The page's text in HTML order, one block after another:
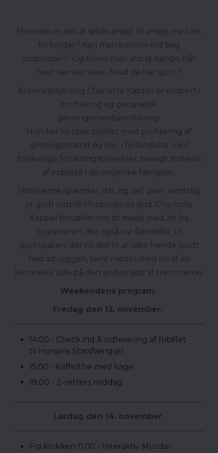
Hvordan er det at sidde ansigt til ansigt med en
forbryder? Kan man komme ind bag
ondskaben? Og bliver man aldrig bange, når
man tænker over, hvad de har gjort?
Kriminalpsykolog Charlotte Kappel er ekspert i
profilering og geografisk
gerningsmandsprofilering.
Hun har hjulpet politiet med profilering af
gerningsmænd og har, i forbindelse med
forskellige forskningsprojekter, besøgt stribevis
af indsatte i de engelske fængsler.
Historierne spænder vidt, og det giver samtidig
et godt indblik i forbryderes sind. Charlotte
Kappel fortæller om sit møde med alt fra
togrøveren, der også var familiefar, til
psykopaten, der fik det til at løbe hende koldt
ned ad ryggen, samt mødet med en af de
kriminelle ude på den anden side af tremmerne.
Weekendens program:
Fredag den 13. november:
14:00 - Check ind & udlevering af fribillet
til Horsens Statsfængsel
15:00 - Kaffe/the med kage
18:00 - 2-retters middag
Lørdag den 14. november
Fra klokken 11.00 - Interaktiv Murder